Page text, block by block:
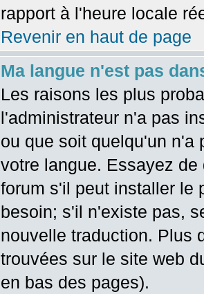
rapport à l'heure locale
Revenir en haut de page
Ma langue n'est pas
Les raisons les plus
l'administrateur n'a pas
ou que soit quelqu'un n'a
votre langue. Essayez
forum s'il peut installer le
besoin; s'il n'existe pas,
nouvelle traduction. Plus
trouvées sur le site web
en bas des pages).